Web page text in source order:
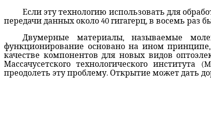
Если эту технологию использовать для
передачи данных около 40 гигагерц, в восемь раз
Двумерные материалы, называемые
функционирование основано на ином
качестве компонентов для новых видов
Массачусетского технологического
преодолеть эту проблему. Открытие может дать